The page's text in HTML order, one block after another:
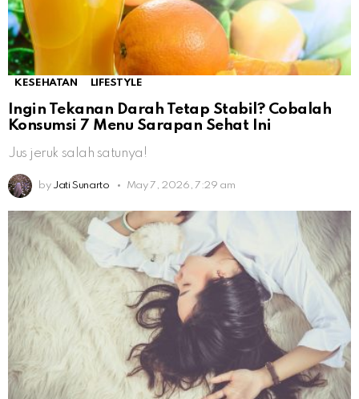
KESEHATAN LIFESTYLE
Ingin Tekanan Darah Tetap Stabil? Cobalah
Konsumsi 7 Menu Sarapan Sehat Ini
Jus jeruk salah satunya!
by Jati Sunarto May 7, 2026, 7:29 am